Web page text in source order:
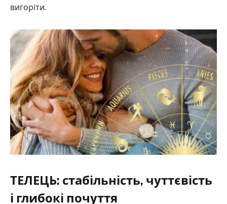
вигоріти.
ТЕЛЕЦЬ: стабільність, чуттєвість
і глибокі почуття